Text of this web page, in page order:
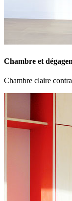
Chambre et
Chambre claire